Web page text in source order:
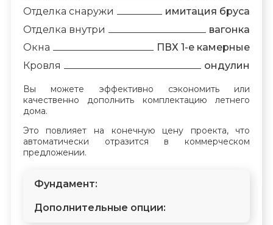
Отделка снаружи
имитация бруса
Отделка внутри
вагонка
Окна
ПВХ 1-е камерные
Кровля
ондулин
Вы можете эффективно сэкономить или
качественно дополнить комплектацию летнего
дома.
Это повлияет на конечную цену проекта, что
автоматически отразится в коммерческом
предложении.
Фундамент:
Дополнительные опции: